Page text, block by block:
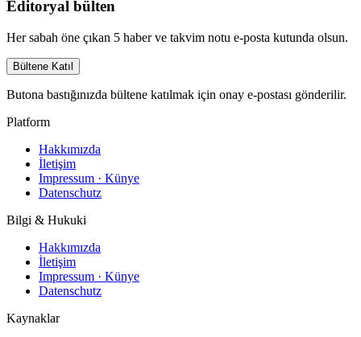
Editoryal bülten
Her sabah öne çıkan 5 haber ve takvim notu e-posta kutunda olsun.
Bültene Katıl
Butona bastığınızda bültene katılmak için onay e-postası gönderilir.
Platform
Hakkımızda
İletişim
Impressum · Künye
Datenschutz
Bilgi & Hukuki
Hakkımızda
İletişim
Impressum · Künye
Datenschutz
Kaynaklar